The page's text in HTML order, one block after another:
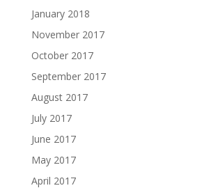
January 2018
November 2017
October 2017
September 2017
August 2017
July 2017
June 2017
May 2017
April 2017